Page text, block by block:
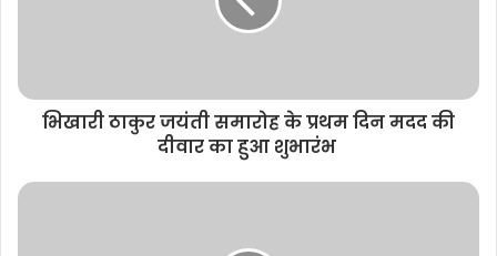
भिखारी ठाकुर जयंती समारोह के प्रथम दिन मदद की
दीवार का हुआ शुभारंभ